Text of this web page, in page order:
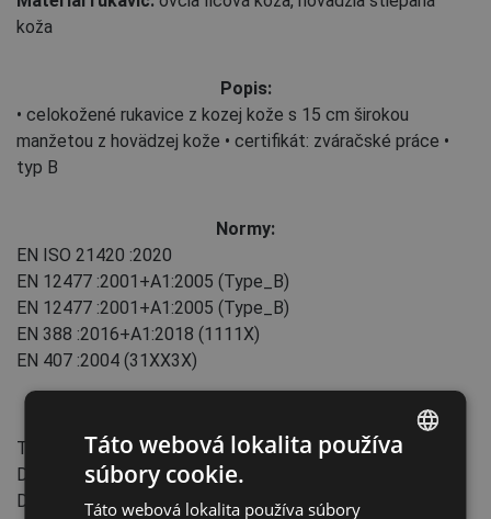
koža
Popis:
• celokožené rukavice z kozej kože s 15 cm širokou
manžetou z hovädzej kože • certifikát: zváračské práce •
typ B
Normy:
EN ISO 21420 :2020
EN 12477 :2001+А1:2005 (Type_B)
EN 12477 :2001+А1:2005 (Type_B)
EN 388 :2016+A1:2018 (1111X)
EN 407 :2004 (31XX3X)
Typ manžety: rukavice
Dĺžka: 35 cm
Dĺžka manžety: 15 cm
CZECH
Táto webová lokalita používa
súbory cookie.
Táto webová lokalita používa súbory